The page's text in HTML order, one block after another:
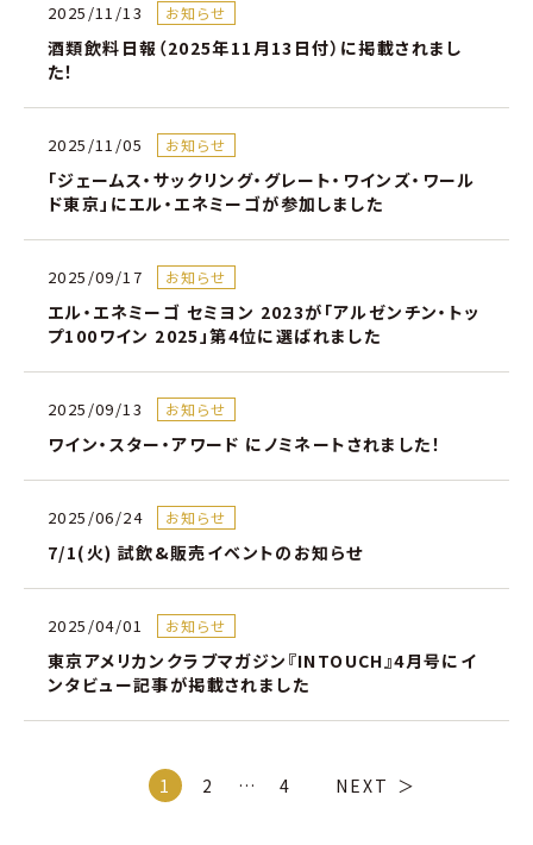
2025/11/13 お知らせ
酒類飲料日報（2025年11月13日付）に掲載されまし
た！
2025/11/05 お知らせ
「ジェームス・サックリング・グレート・ワインズ・ワール
ド東京」にエル・エネミーゴが参加しました
2025/09/17 お知らせ
エル・エネミーゴ セミヨン 2023が「アルゼンチン・トッ
プ100ワイン 2025」第4位に選ばれました
2025/09/13 お知らせ
ワイン・スター・アワード にノミネートされました！
2025/06/24 お知らせ
7/1(火) 試飲&販売イベントのお知らせ
2025/04/01 お知らせ
東京アメリカンクラブマガジン『INTOUCH』4月号にイ
ンタビュー記事が掲載されました
1 2 … 4 NEXT